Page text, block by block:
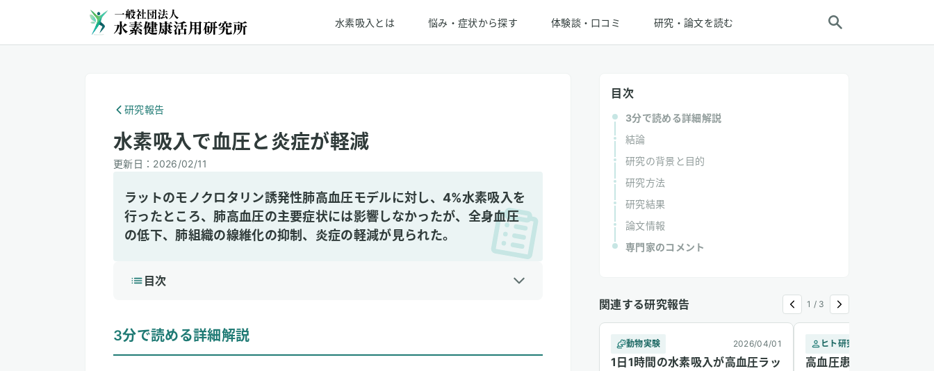
水素吸入とは 悩み・症状から探す 体験談・口コミ 研究・論文を読む
研究報告
水素吸入で血圧と炎症が軽減
更新日： 2026/02/11
ラットのモノクロタリン誘発性肺高血圧モデルに対し、4%水素吸入を
行ったところ、肺高血圧の主要症状には影響しなかったが、全身血圧
の低下、肺組織の線維化の抑制、炎症の軽減が見られた。
目次
結論
研究の背景と目的
3分で読める詳細解説
目次
3分で読める詳細解説
結論
研究の背景と目的
研究方法
研究結果
論文情報
専門家のコメント
関連する研究報告 1 / 3
動物実験 2026/04/01
1日1時間の水素吸入が高血圧ラッ
ヒト研究
高血圧患者における水素